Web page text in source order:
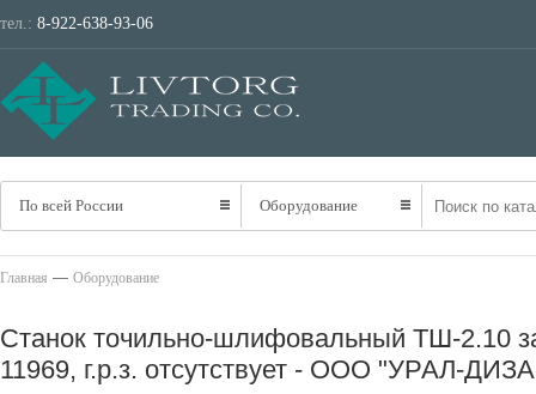
тел.: 8-922-638-93-06
По всей России Оборудование
Главная — Оборудование
Станок точильно-шлифовальный ТШ-2.10
11969, г.р.з. отсутствует - ООО "УРАЛ-